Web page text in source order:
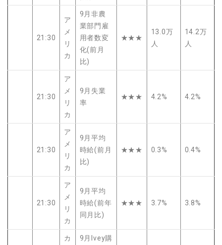
21:30
ア
メ
リ
カ
9月非農
業部門雇
用者数変
化(前月
比)
★★★
13.0万
人
14.2万
人
21:30
ア
メ
リ
カ
9月失業
率
★★★ 4.2% 4.2%
21:30
ア
メ
リ
カ
9月平均
時給(前月
比)
★★★ 0.3% 0.4%
21:30
ア
メ
リ
カ
9月平均
時給(前年
同月比)
★★★ 3.7% 3.8%
カ 9月Ivey購